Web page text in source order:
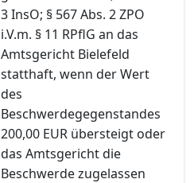
3 InsO; § 567 Abs. 2 ZPO
i.V.m. § 11 RPflG an das
Amtsgericht Bielefeld
statthaft, wenn der Wert
des
Beschwerdegegenstandes
200,00 EUR übersteigt oder
das Amtsgericht die
Beschwerde zugelassen